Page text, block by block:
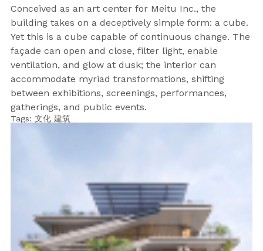
Conceived as an art center for Meitu Inc., the
building takes on a deceptively simple form: a cube.
Yet this is a cube capable of continuous change. The
façade can open and close, filter light, enable
ventilation, and glow at dusk; the interior can
accommodate myriad transformations, shifting
between exhibitions, screenings, performances,
gatherings, and public events.
Tags: 文化 建筑